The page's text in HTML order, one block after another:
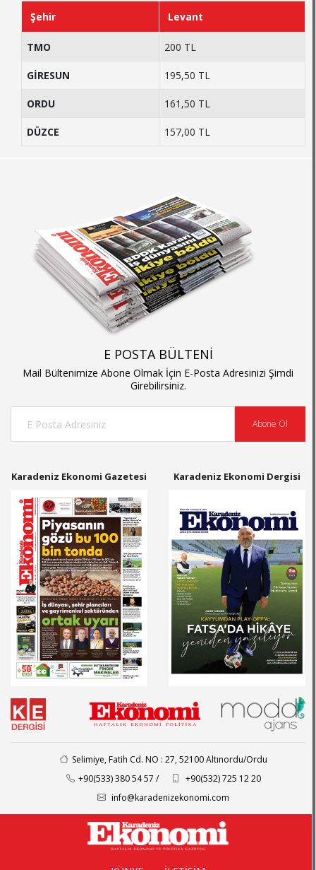
Şehir
Levant
TMO 200 TL
GİRESUN 195,50 TL
ORDU 161,50 TL
DÜZCE 157,00 TL
E POSTA BÜLTENİ
Mail Bültenimize Abone Olmak İçin E-Posta Adresinizi Şimdi
Girebilirsiniz.
Abone Ol
Karadeniz Ekonomi Gazetesi Karadeniz Ekonomi Dergisi
Selimiye, Fatih Cd. NO : 27, 52100 Altınordu/Ordu
+90(533) 380 54 57 /
+90(532) 725 12 20
info@karadenizekonomi.com